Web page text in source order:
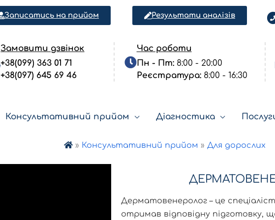
Записатись на прийом Результати аналізів o
Замовити дзвінок
+38(099) 363 01 71
+38(097) 645 69 46
Час роботи
Пн - Пт:8:00 - 20:00
Реєстратура:8:00 - 16:30
Консультативний прийом Діагностика
 » Консультативний прийом » Для дорослих
Дерматовенеролог – це
отримав відповідну підготовку,